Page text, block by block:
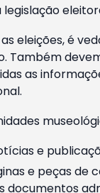
eleições, é
Também
as
e
e peças de
documentos